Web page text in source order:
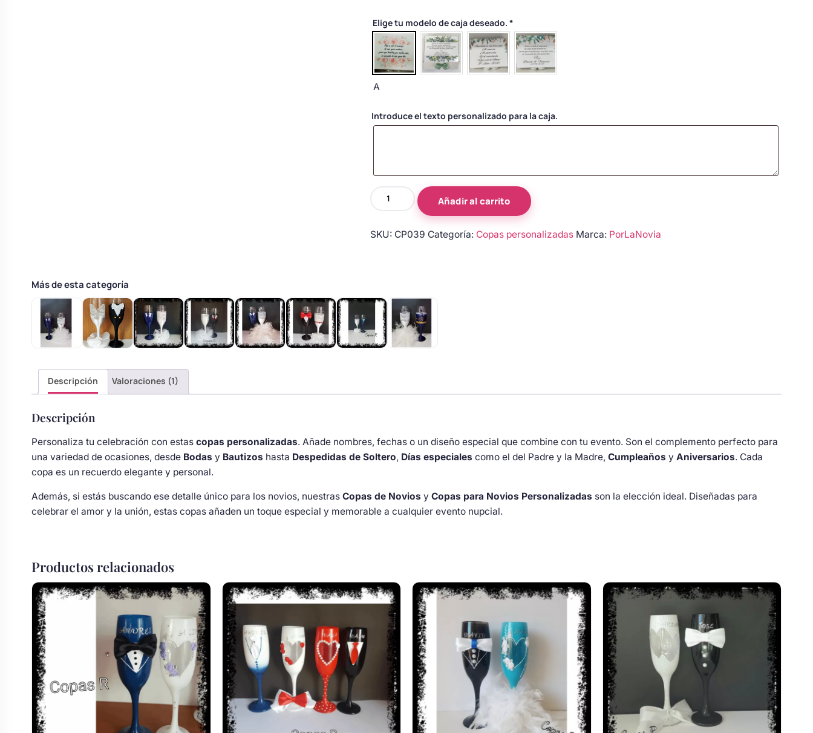
bebé boda
floral coche
Elige tu modelo de caja deseado. *
A
Introduce el texto personalizado para la caja.
Copas
personalizadas
corazón
plumas
cantidad
Añadir al carrito
SKU: CP039 Categoría: Copas personalizadas Marca: PorLaNovia
Más de esta categoría
Descripción Valoraciones (1)
Descripción
Personaliza tu celebración con estas copas personalizadas. Añade nombres, fechas o un diseño especial que combine con tu evento. Son el complemento perfecto para
una variedad de ocasiones, desde Bodas y Bautizos hasta Despedidas de Soltero, Días especiales como el del Padre y la Madre, Cumpleaños y Aniversarios. Cada
copa es un recuerdo elegante y personal.
Además, si estás buscando ese detalle único para los novios, nuestras Copas de Novios y Copas para Novios Personalizadas son la elección ideal. Diseñadas para
celebrar el amor y la unión, estas copas añaden un toque especial y memorable a cualquier evento nupcial.
Productos relacionados